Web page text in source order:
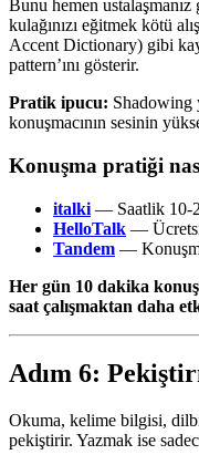
Bunu hemen
kulağınızı eğitmek kötü
Accent Dictionary) gibi
pattern’ını gösterir.
Pratik ipucu: Shadowing
konuşmacının sesinin
Konuşma pratiği
italki — Saatlik 10-
HelloTalk —
Tandem —
Her gün 10 dakika
saat çalışmaktan daha
Adım 6:
Okuma, kelime bilgisi,
pekiştirir. Yazmak ise